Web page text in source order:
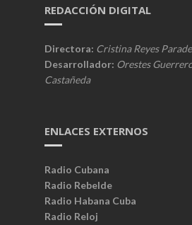
REDACCIÓN DIGITAL
Directora: Cristina Reyes
Desarrollador: Orestes
Castañeda
ENLACES EXTERNOS
Radio Cubana
Radio Rebelde
Radio Habana Cuba
Radio Reloj